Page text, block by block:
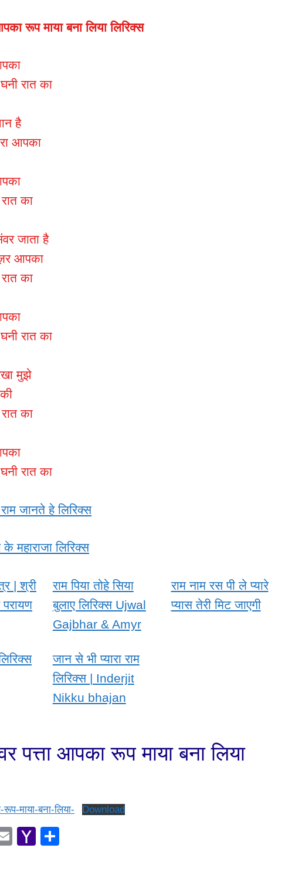
रूप माया बना लिया लिरिक्स
रात का
है
आपका
का
जाता है
आपका
का
रात का
मुझे
का
रात का
जानते हे लिरिक्स
महाराजा लिरिक्स
| श्री
परायण
राम पिया तोहे सिया
बुलाए लिरिक्स Ujwal
Gajbhar & Amyr
राम नाम रस पी ले प्यारे
प्यास तेरी मिट जाएगी
जान से भी प्यारा राम
लिरिक्स | Inderjit
Nikku bhajan
पत्ता आपका रूप माया बना लिया
माया-बना-लिया- Download
E
Y